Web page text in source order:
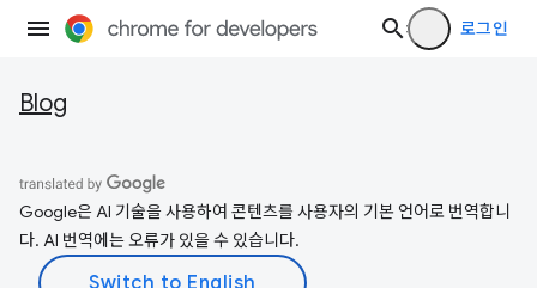
로그인
Blog
Google은 AI 기술을 사용하여 콘텐츠를 사용자의 기본 언어로 번역합니
다. AI 번역에는 오류가 있을 수 있습니다.